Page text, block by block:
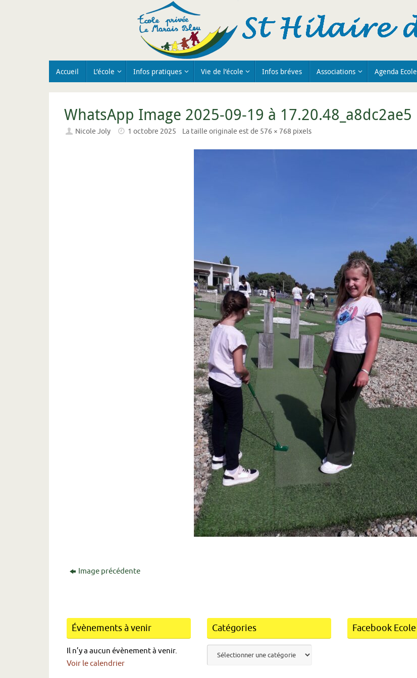
Accueil L’école Infos pratiques Vie de l’école Infos bréves Associations Agenda Ecole
WhatsApp Image 2025-09-19 à 17.20.48_a8dc2ae5
Nicole Joly 1 octobre 2025 La taille originale est de 576 × 768 pixels
Image précédente
Évènements à venir
Il n’y a aucun évènement à venir.
Voir le calendrier
Catégories
Catégories
Facebook Ecole